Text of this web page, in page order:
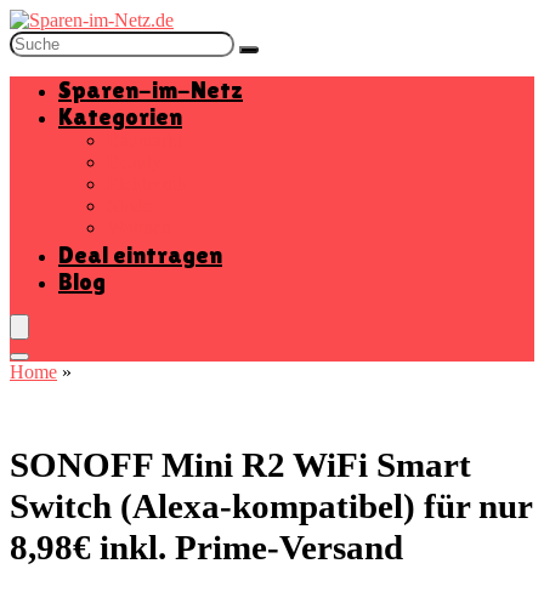
Sparen-im-Netz
Kategorien
Deal eintragen
Blog
Home »
SONOFF Mini R2 WiFi Smart
Switch (Alexa-kompatibel) für nur
8,98€ inkl. Prime-Versand